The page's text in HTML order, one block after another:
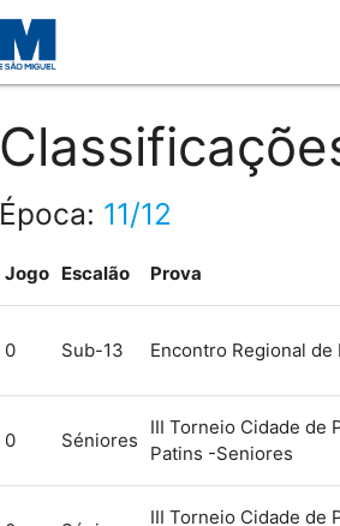
Época: 11/12
Jogo Escalão Prova
0 Sub-13 Encontro Regional de
0 Séniores
III Torneio Cidade de
Patins -Seniores
III Torneio Cidade de